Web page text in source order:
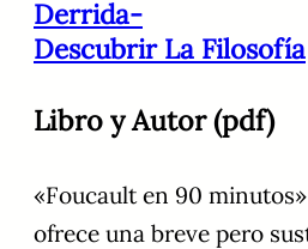
Derrida-
Descubrir La Filosofía
Libro y Autor (pdf)
«Foucault en 90
ofrece una breve pero